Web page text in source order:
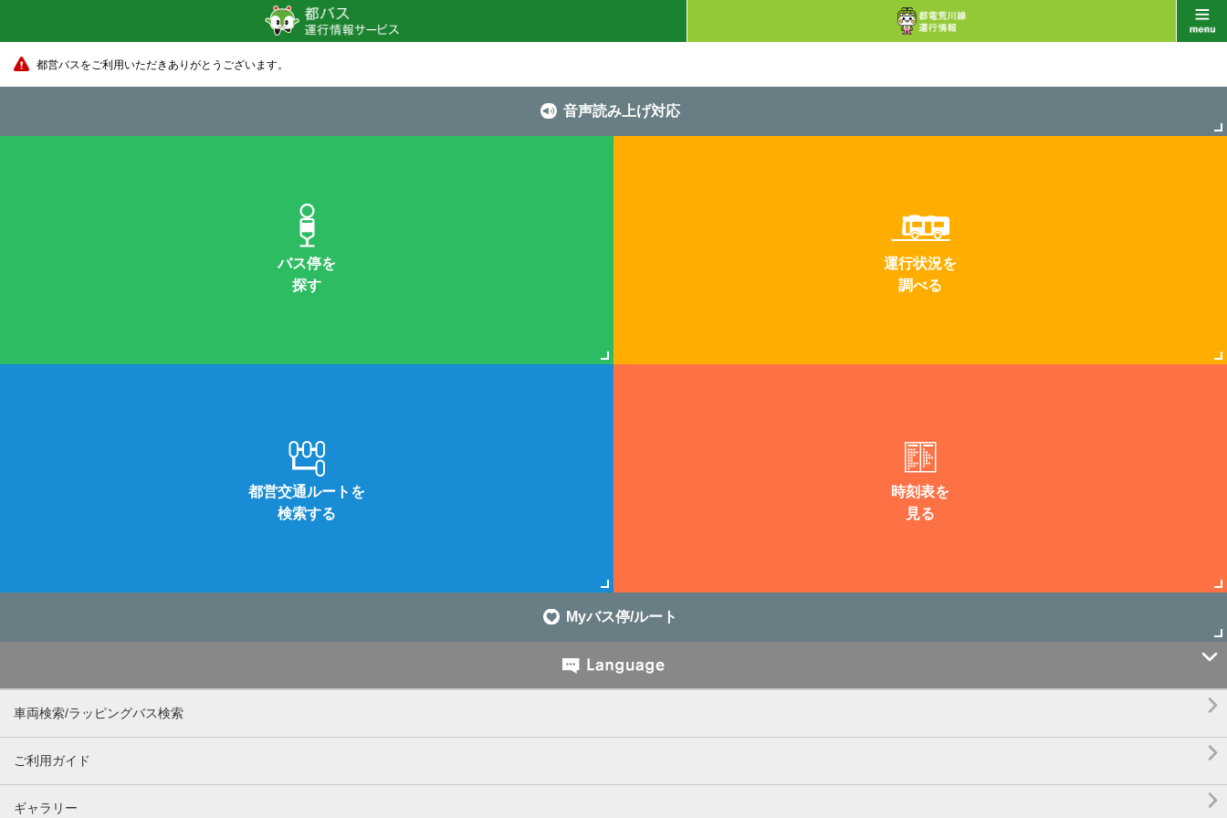
都営バスをご利用いただきありがとうございます。
音声読み上げ対応
バス停を
探す
運行状況を
調べる
都営交通ルートを
検索する
時刻表を
見る
Myバス停/ルート

車両検索/ラッピングバス検索 
ご利用ガイド 
ギャラリー 